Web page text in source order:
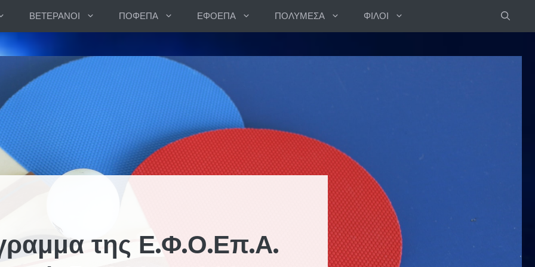
ΒΕΤΕΡΑΝΟΙ ΠΟΦΕΠΑ ΕΦΟΕΠΑ ΠΟΛΥΜΕΣΑ ΦΙΛΟΙ
της Ε.Φ.Ο.Επ.Α.